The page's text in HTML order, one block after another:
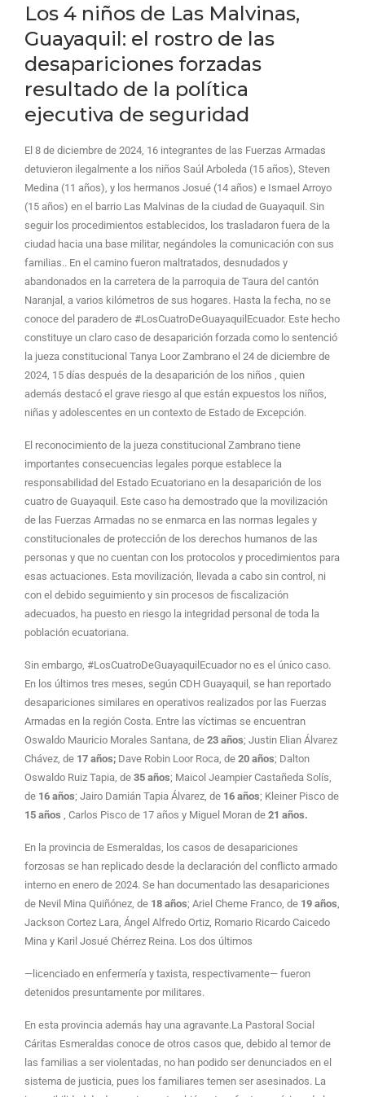
Los 4 niños de Las Malvinas,
Guayaquil: el rostro de las
desapariciones forzadas
resultado de la política
ejecutiva de seguridad
El 8 de diciembre de 2024, 16 integrantes de las Fuerzas Armadas
detuvieron ilegalmente a los niños Saúl Arboleda (15 años), Steven
Medina (11 años), y los hermanos Josué (14 años) e Ismael Arroyo
(15 años) en el barrio Las Malvinas de la ciudad de Guayaquil. Sin
seguir los procedimientos establecidos, los trasladaron fuera de la
ciudad hacia una base militar, negándoles la comunicación con sus
familias.. En el camino fueron maltratados, desnudados y
abandonados en la carretera de la parroquia de Taura del cantón
Naranjal, a varios kilómetros de sus hogares. Hasta la fecha, no se
conoce del paradero de #LosCuatroDeGuayaquilEcuador. Este hecho
constituye un claro caso de desaparición forzada como lo sentenció
la jueza constitucional Tanya Loor Zambrano el 24 de diciembre de
2024, 15 días después de la desaparición de los niños , quien
además destacó el grave riesgo al que están expuestos los niños,
niñas y adolescentes en un contexto de Estado de Excepción.
El reconocimiento de la jueza constitucional Zambrano tiene
importantes consecuencias legales porque establece la
responsabilidad del Estado Ecuatoriano en la desaparición de los
cuatro de Guayaquil. Este caso ha demostrado que la movilización
de las Fuerzas Armadas no se enmarca en las normas legales y
constitucionales de protección de los derechos humanos de las
personas y que no cuentan con los protocolos y procedimientos para
esas actuaciones. Esta movilización, llevada a cabo sin control, ni
con el debido seguimiento y sin procesos de fiscalización
adecuados, ha puesto en riesgo la integridad personal de toda la
población ecuatoriana.
Sin embargo, #LosCuatroDeGuayaquilEcuador no es el único caso.
En los últimos tres meses, según CDH Guayaquil, se han reportado
desapariciones similares en operativos realizados por las Fuerzas
Armadas en la región Costa. Entre las víctimas se encuentran
Oswaldo Mauricio Morales Santana, de 23 años; Justin Elian Álvarez
Chávez, de 17 años; Dave Robin Loor Roca, de 20 años; Dalton
Oswaldo Ruiz Tapia, de 35 años; Maicol Jeampier Castañeda Solís,
de 16 años; Jairo Damián Tapia Álvarez, de 16 años; Kleiner Pisco de
15 años
, Carlos Pisco de 17 años y Miguel Moran de 21 años.
En la provincia de Esmeraldas, los casos de desapariciones
forzosas se han replicado desde la declaración del conflicto armado
interno en enero de 2024. Se han documentado las desapariciones
de Nevil Mina Quiñónez, de 18 años; Ariel Cheme Franco, de 19 años
Jackson Cortez Lara, Ángel Alfredo Ortiz, Romario Ricardo Caicedo
Mina y Karil Josué Chérrez Reina. Los dos últimos
—licenciado en enfermería y taxista, respectivamente— fueron
detenidos presuntamente por militares.
En esta provincia además hay una agravante.La Pastoral Social
Cáritas Esmeraldas conoce de otros casos que, debido al temor de
las familias a ser violentadas, no han podido ser denunciados en el
sistema de justicia, pues los familiares temen ser asesinados. La